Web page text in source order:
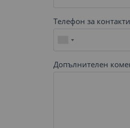
Телефон за
Допълнителен